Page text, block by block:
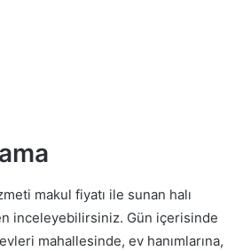
makul fiyatı ile sunan halı
inceleyebilirsiniz. Gün içerisinde
mahallesinde, ev hanımlarına,